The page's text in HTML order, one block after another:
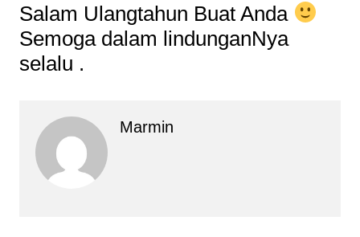
Salam Ulangtahun Buat Anda
Semoga dalam lindunganNya
selalu .
Marmin